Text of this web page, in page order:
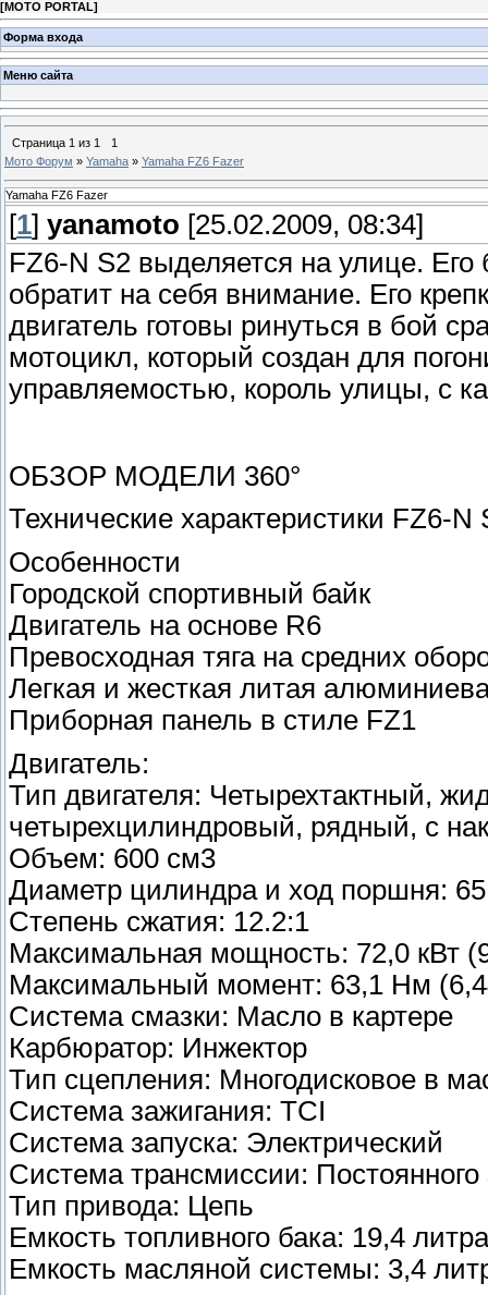
[MOTO PORTAL]
Форма входа
Меню сайта
Страница 1 из 1
1
Мото Форум » Yamaha » Yamaha FZ6 Fazer
Yamaha FZ6 Fazer
[1] yanamoto [25.02.2009, 08:34]
FZ6-N S2 выделяется на улице.
обратит на себя внимание. Его
двигатель готовы ринуться в бой
мотоцикл, который создан для
управляемостью, король улицы, с
ОБЗОР МОДЕЛИ 360°
Технические характеристики FZ6-N
Особенности
Городской спортивный байк
Двигатель на основе R6
Превосходная тяга на средних
Легкая и жесткая литая
Приборная панель в стиле FZ1
Двигатель:
Тип двигателя: Четырехтактный,
четырехцилиндровый, рядный, с
Объем: 600 см3
Диаметр цилиндра и ход поршня:
Степень сжатия: 12.2:1
Максимальная мощность: 72,0 кВт
Максимальный момент: 63,1 Нм
Система смазки: Масло в картере
Карбюратор: Инжектор
Тип сцепления: Многодисковое в
Система зажигания: TCI
Система запуска: Электрический
Система трансмиссии:
Тип привода: Цепь
Емкость топливного бака: 19,4 литра
Емкость масляной системы: 3,4